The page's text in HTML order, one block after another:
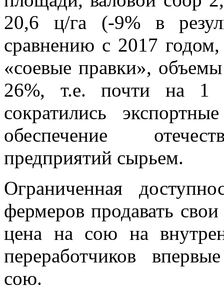
20,6 ц/га (-9% в
сравнению с 2017
«соевые правки»,
26%, т.е. почти на 1
сократились
обеспечение
предприятий сырьем.
Ограниченная
фермеров продавать
цена на сою на
переработчиков
сою.